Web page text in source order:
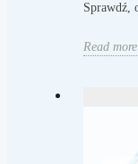
Sprawdź,
Read more